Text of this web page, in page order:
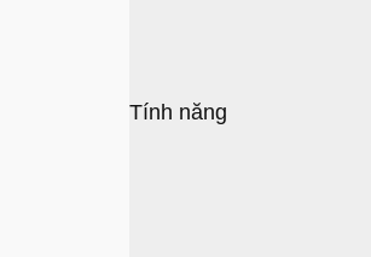
Tính năng